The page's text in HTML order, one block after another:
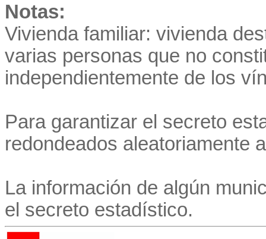
Notas:
Vivienda familiar: vivienda
varias personas que no
independientemente de los
Para garantizar el secreto
redondeados aleatoriamente
La información de algún
el secreto estadístico.